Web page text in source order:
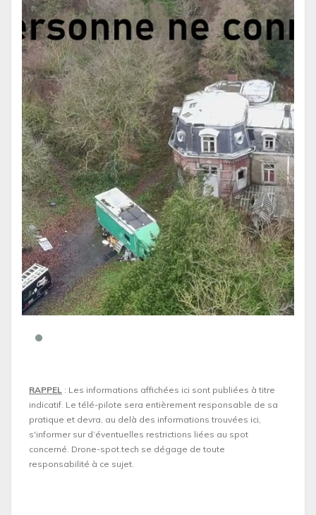
RAPPEL : Les informations affichées ici sont publiées à titre
indicatif. Le télé-pilote sera entièrement responsable de sa
pratique et devra, au delà des informations trouvées ici,
s'informer sur d’éventuelles restrictions liées au spot
concerné. Drone-spot.tech se dégage de toute
responsabilité à ce sujet.